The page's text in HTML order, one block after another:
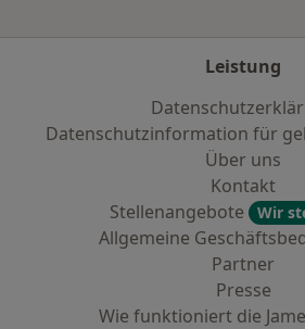
Leistung
Datenschutzinformation für
Über uns
Kontakt
Stellenangebote
Wir
Allgemeine
Partner
Presse
Wie funktioniert die